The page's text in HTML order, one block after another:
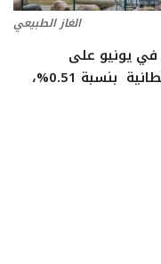
الغاز الطبيعي
في يونيو على
USD2.36 لكل مليون وحدة حرارية بريطانية بنسبة 0.51%،